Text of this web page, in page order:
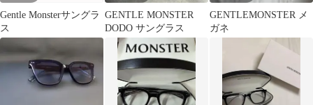
Gentle Monsterサングラ
ス
GENTLE MONSTER
DODO サングラス
GENTLEMONSTER メ
ガネ